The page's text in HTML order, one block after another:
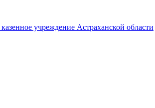
учреждение Астраханской области